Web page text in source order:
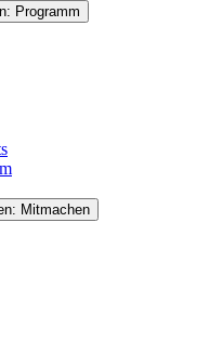
Programm
Mitmachen